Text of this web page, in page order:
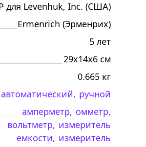
для Levenhuk, Inc. (США)
Ermenrich (Эрменрих)
5 лет
29x14x6 см
0.665 кг
автоматический, ручной
амперметр, омметр,
вольтметр, измеритель
емкости, измеритель